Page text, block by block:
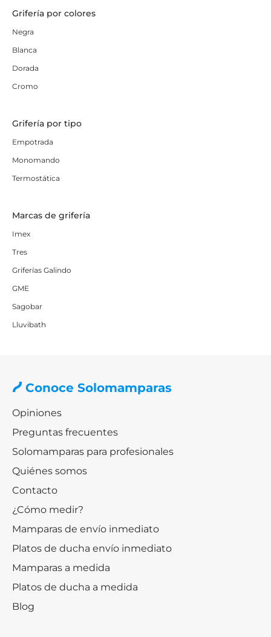
Grifería por colores
Negra
Blanca
Dorada
Cromo
Grifería por tipo
Empotrada
Monomando
Termostática
Marcas de grifería
Imex
Tres
Griferías Galindo
GME
Sagobar
Lluvibath
Conoce Solomamparas
Opiniones
Preguntas frecuentes
Solomamparas para profesionales
Quiénes somos
Contacto
¿Cómo medir?
Mamparas de envío inmediato
Platos de ducha envío inmediato
Mamparas a medida
Platos de ducha a medida
Blog